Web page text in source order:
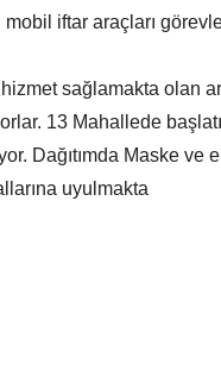
iftar araçları
sağlamakta olan
13 Mahallede
Dağıtımda Maske ve
uyulmakta